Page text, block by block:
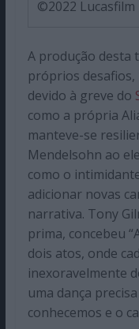
©2022 Lucasfilm
A produção desta
próprios
devido à greve do
como a própria
manteve-se
Mendelsohn ao
como o
adicionar novas
narrativa. Tony
prima, concebeu
dois atos, onde
inexoravelmente
uma dança
conhecemos e o